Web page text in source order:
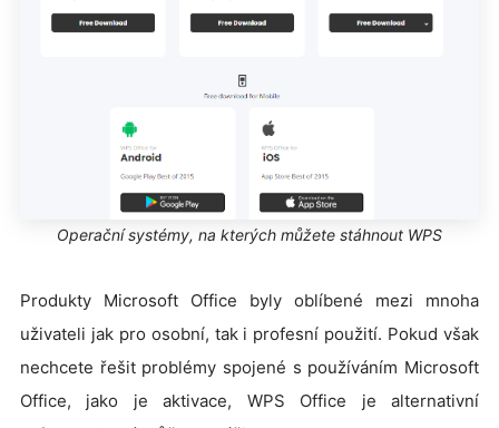
Operační systémy, na kterých můžete stáhnout WPS
Produkty Microsoft Office byly oblíbené mezi mnoha
uživateli jak pro osobní, tak i profesní použití. Pokud však
nechcete řešit problémy spojené s používáním Microsoft
Office, jako je aktivace, WPS Office je alternativní